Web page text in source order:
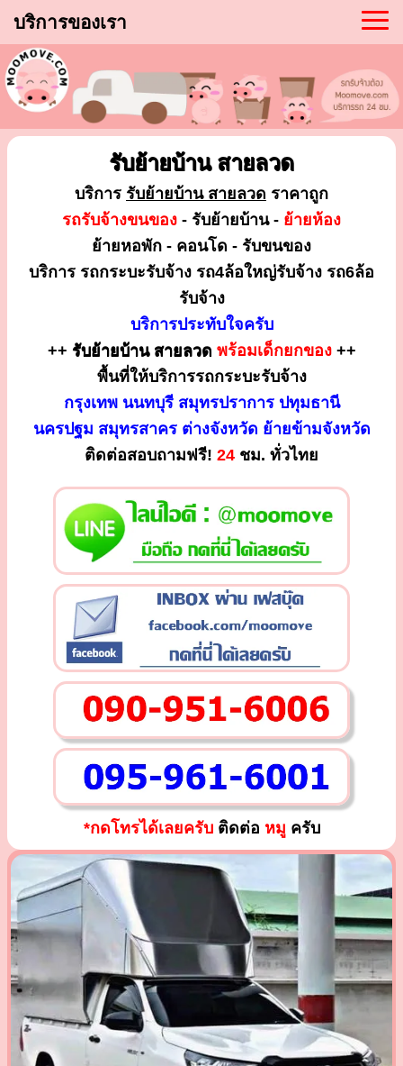
บริการของเรา
รับย้ายบ้าน สายลวด
บริการ รับย้ายบ้าน สายลวด ราคาถูก
รถรับจ้างขนของ - รับย้ายบ้าน - ย้ายห้อง
ย้ายหอพัก - คอนโด - รับขนของ
บริการ รถกระบะรับจ้าง รถ4ล้อใหญ่รับจ้าง รถ6ล้อ
รับจ้าง
บริการประทับใจครับ
++ รับย้ายบ้าน สายลวด พร้อมเด็กยกของ++
พื้นที่ให้บริการรถกระบะรับจ้าง
กรุงเทพ นนทบุรี สมุทรปราการ ปทุมธานี
นครปฐม สมุทรสาคร ต่างจังหวัด ย้ายข้ามจังหวัด
ติดต่อสอบถามฟรี! 24 ชม. ทั่วไทย
*กดโทรได้เลยครับติดต่อ หมู ครับ